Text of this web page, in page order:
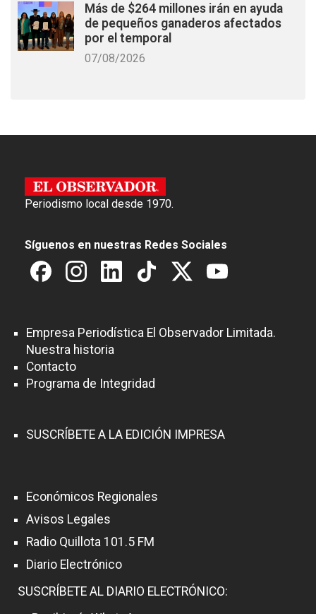
Más de $264 millones irán en ayuda
de pequeños ganaderos afectados
por el temporal
07/08/2026
Periodismo local desde 1970.
Síguenos en nuestras Redes Sociales
Empresa Periodística El Observador Limitada.
Nuestra historia
Contacto
Programa de Integridad
SUSCRÍBETE A LA EDICIÓN IMPRESA
Económicos Regionales
Avisos Legales
Radio Quillota 101.5 FM
Diario Electrónico
SUSCRÍBETE AL DIARIO ELECTRÓNICO: